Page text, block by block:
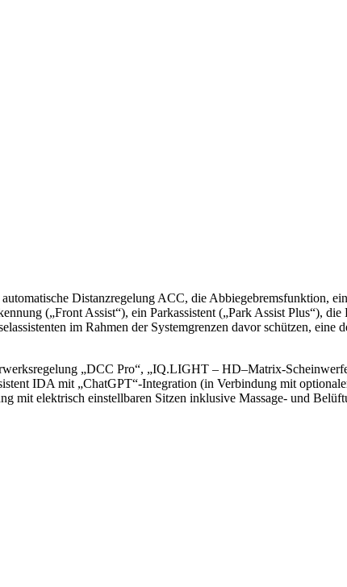
Distanzregelung ACC, die Abbiegebremsfunktion,
(„Front Assist“), ein Parkassistent („Park Assist Plus“),
im Rahmen der Systemgrenzen davor schützen,
„DCC Pro“, „IQ.LIGHT – HD–Matrix-
IDA mit „ChatGPT“-Integration (in Verbindung mit
mit elektrisch einstellbaren Sitzen inklusive Massage- und